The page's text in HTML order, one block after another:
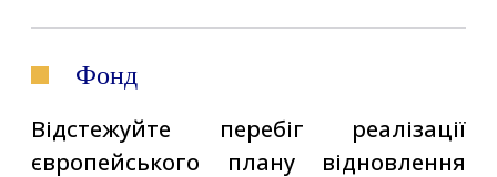
Фонд
Відстежуйте перебіг реалізації
європейського плану відновлення